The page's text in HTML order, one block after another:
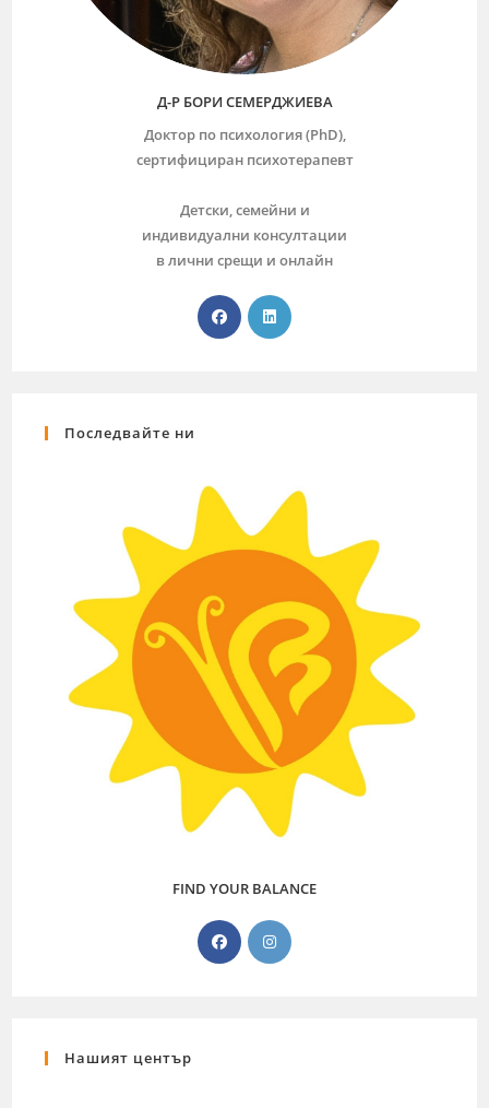
Д-Р БОРИ СЕМЕРДЖИЕВА
Доктор по психология (PhD),
сертифициран психотерапевт
Детски, семейни и
индивидуални консултации
в лични срещи и онлайн
Последвайте ни
FIND YOUR BALANCE
Нашият център